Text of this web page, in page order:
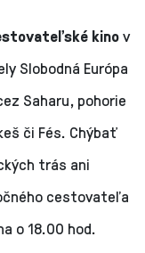
kinov
Slobodná Európa
Saharu, pohorie
či Fés. Chýbať
trás ani
cestovateľa
o 18.00 hod.